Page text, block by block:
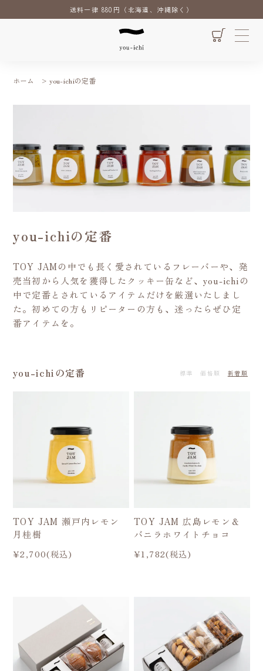
送料一律 880円（北海道、沖縄除く）
ホーム > you-ichiの定番
you-ichiの定番
TOY JAMの中でも長く愛されているフレーバーや、発
売当初から人気を獲得したクッキー缶など、you-ichiの
中で定番とされているアイテムだけを厳選いたしまし
た。初めての方もリピーターの方も、迷ったらぜひ定
番アイテムを。
you-ichiの定番 標準 価格順 新着順
TOY JAM 瀬戸内レモン
月桂樹
¥2,700(税込)
TOY JAM 広島レモン＆
バニラホワイトチョコ
¥1,782(税込)